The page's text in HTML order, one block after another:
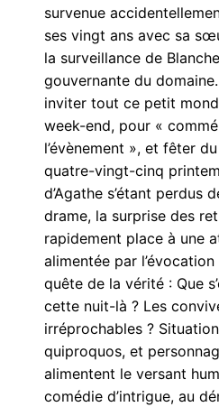
survenue
ses vingt ans avec sa
la surveillance de
gouvernante du
inviter tout ce petit
week-end, pour «
l’évènement », et fêter
quatre-vingt-cinq
d’Agathe s’étant perdus
drame, la surprise des
rapidement place à une
alimentée par
quête de la vérité : Que
cette nuit-là ? Les
irréprochables ?
quiproquos, et
alimentent le versant
comédie d’intrigue, au